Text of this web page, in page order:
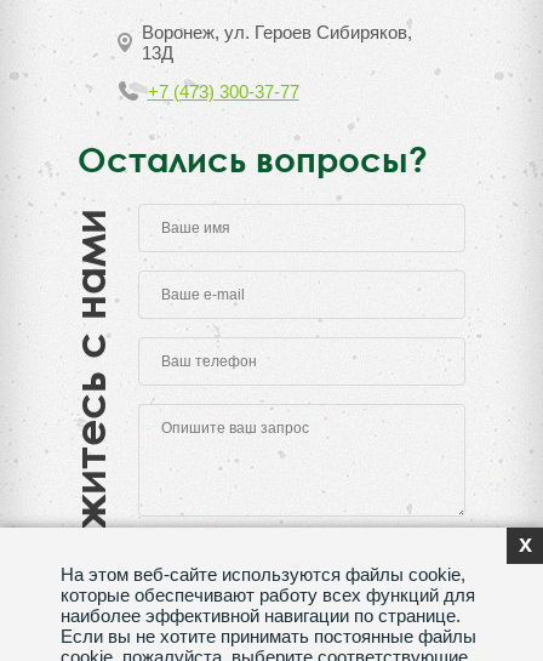
Воронеж, ул. Героев Сибиряков,
13Д
+7 (473) 300-37-77
Остались вопросы?
Свяжитесь с нами
Нажимая на кнопку "Отправить", Вы даете согласие
на обработку своихперсональных данных
x
На этом веб-сайте используются файлы cookie,
которые обеспечивают работу всех функций для
наиболее эффективной навигации по странице.
Если вы не хотите принимать постоянные файлы
cookie, пожалуйста, выберите соответствующие